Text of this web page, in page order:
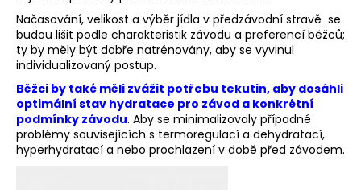
Načasování, velikost a výběr jídla v předzávodní stravě se
budou lišit podle charakteristik závodu a preferencí běžců;
ty by měly být dobře natrénovány, aby se vyvinul
individualizovaný postup.
Běžci by také měli zvážit potřebu tekutin, aby dosáhli
optimální stav hydratace pro závod a konkrétní
podmínky závodu. Aby se minimalizovaly případné
problémy souvisejících s termoregulací a dehydratací,
hyperhydratací a nebo prochlazení v době před závodem.
č
u
j
e
m
e
BĚŽECKÁ